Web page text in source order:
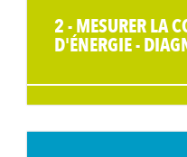
2 - MESURER LA
D'ÉNERGIE -